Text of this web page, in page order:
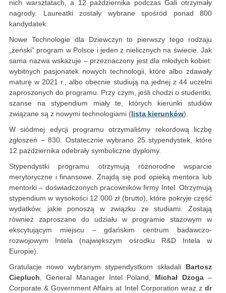
nich warsztatach, a 12 października podczas Gali otrzymały
nagrody. Laureatki zostały wybrane spośród ponad 800
kandydatek.
Nowe Technologie dla Dziewczyn to pierwszy tego rodzaju
„żeński” program w Polsce i jeden z nielicznych na świecie. Jak
sama nazwa wskazuje – przeznaczony jest dla młodych kobiet:
wybitnych pasjonatek nowych technologii, które albo zdawały
maturę w 2021 r., albo obecnie studiują na jednej z 44 uczelni
zaproszonych do programu. Przy czym, jeśli chodzi o studentki,
szanse na stypendium miały te, których kierunki studiów
związane są z nowymi technologiami (lista kierunków).
W siódmej edycji programu otrzymaliśmy rekordową liczbę
zgłoszeń – 830. Ostatecznie wybrano 25 stypendystek, które
12 października odebrały symboliczne dyplomy.
Stypendystki programu otrzymują różnorodne wsparcie
merytoryczne i finansowe. Znajdą się pod opieką mentora lub
mentorki – doświadczonych pracowników firmy Intel. Otrzymują
stypendium w wysokości 12 000 zł (brutto), które pokryje część
wydatków, jakie ponoszą w związku ze studiami. Zostają
również zaproszane do udziału w programie stażowym w
ekscytującym miejscu – gdańskim centrum badawczo-
rozwojowym Intela (największym ośrodku R&D Intela w
Europie).
Gratulacje nowo wybranym stypendystkom składali Bartosz
Ciepluch, General Manager Intel Poland, Michał Dżoga–
Corporate & Government Affairs at Intel Corporation wraz z dr